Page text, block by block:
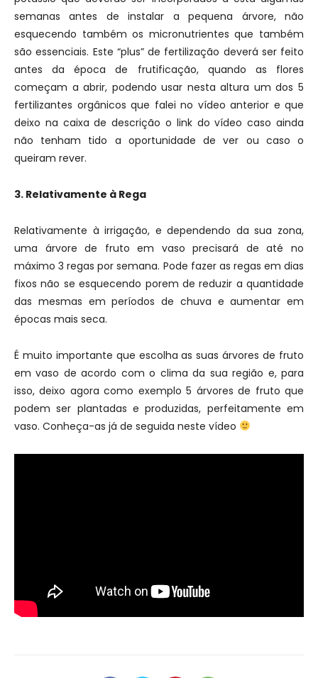
semanas antes de instalar a pequena árvore, não
esquecendo também os micronutrientes que também
são essenciais. Este “plus” de fertilização deverá ser feito
antes da época de frutificação, quando as flores
começam a abrir, podendo usar nesta altura um dos 5
fertilizantes orgânicos que falei no vídeo anterior e que
deixo na caixa de descrição o link do vídeo caso ainda
não tenham tido a oportunidade de ver ou caso o
queiram rever.
3. Relativamente à Rega
Relativamente à irrigação, e dependendo da sua zona,
uma árvore de fruto em vaso precisará de até no
máximo 3 regas por semana. Pode fazer as regas em dias
fixos não se esquecendo porem de reduzir a quantidade
das mesmas em períodos de chuva e aumentar em
épocas mais seca.
É muito importante que escolha as suas árvores de fruto
em vaso de acordo com o clima da sua região e, para
isso, deixo agora como exemplo 5 árvores de fruto que
podem ser plantadas e produzidas, perfeitamente em
vaso. Conheça-as já de seguida neste vídeo